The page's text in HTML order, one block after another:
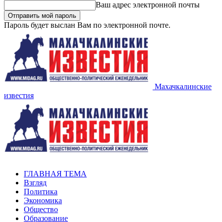
Ваш адрес электронной почты
Пароль будет выслан Вам по электронной почте.
Махачкалинские
известия
ГЛАВНАЯ ТЕМА
Взгляд
Политика
Экономика
Общество
Образование